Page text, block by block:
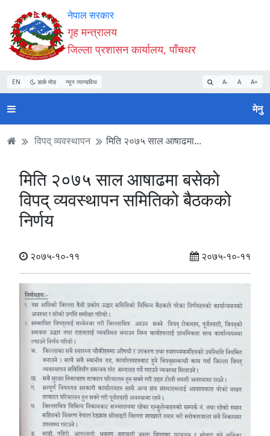
Accessibility
Mode
सुरु
गर्नुहोस्
सामाग्री
पढ्नुहाेस्
नेभिगेसन
पढ्नुहाेस्
वेबसाइट
खोजमा
जानुहोस्
नेपाल सरकार
गृह मन्त्रालय
जिल्ला प्रशासन कार्यालय, पाँचथर
EN डार्क मोड न्यून व्यान्डविथ A- A A+
मेनु
विपद् व्यवस्थापन मिति २०७५ साल आषाढमा...
मिति २०७५ साल आषाढमा बसेको
विपद् व्यवस्थापन समितिको बैठकको
निर्णय
२०७५-१०-११ २०७५-१०-११